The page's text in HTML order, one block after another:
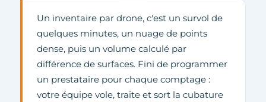
Un inventaire par drone, c'est un survol de
quelques minutes, un nuage de points
dense, puis un volume calculé par
différence de surfaces. Fini de programmer
un prestataire pour chaque comptage :
votre équipe vole, traite et sort la cubature